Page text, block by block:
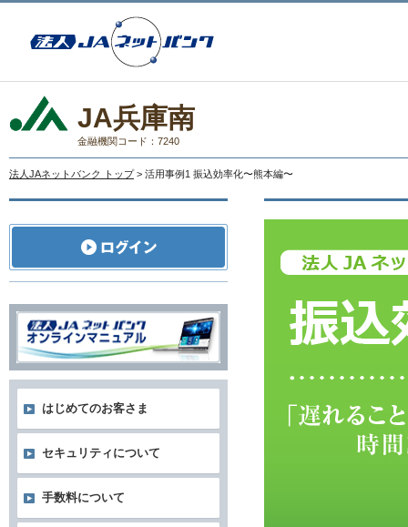
JA兵庫南
金融機関コード：7240
法人JAネットバンク トップ > 活用事例1 振込効率化〜熊本編〜
はじめてのお客さま
セキュリティについて
手数料について